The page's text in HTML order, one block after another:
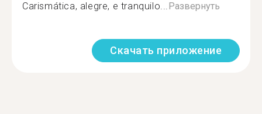
Carismática, alegre, e tranquilo...Развернуть
Скачать приложение